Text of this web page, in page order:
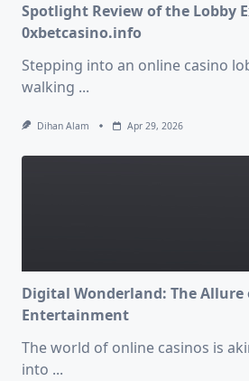
Spotlight Review of the Lobby
0xbetcasino.info
Stepping into an online casino
walking ...
Dihan Alam Apr 29, 2026
Digital Wonderland: The Allure
Entertainment
The world of online casinos is
into ...